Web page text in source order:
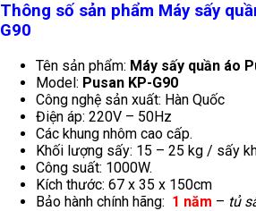
Thông số sản phẩm Máy sấy
G90
Tên sản phẩm: Máy sấy quần áo
Model: Pusan KP-G90
Công nghệ sản xuất: Hàn Quốc
Điện áp: 220V – 50Hz
Các khung nhôm cao cấp.
Khối lượng sấy: 15 – 25 kg / sấy
Công suất: 1000W.
Kích thước: 67 x 35 x 150cm
Bảo hành chính hãng: 1 năm – tủ